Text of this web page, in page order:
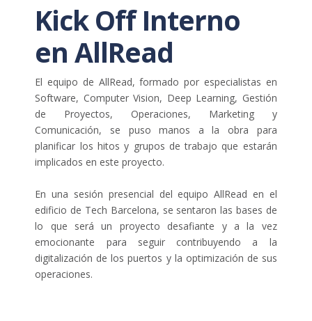
Kick Off Interno
en AllRead
El equipo de AllRead, formado por especialistas en
Software, Computer Vision, Deep Learning, Gestión
de Proyectos, Operaciones, Marketing y
Comunicación, se puso manos a la obra para
planificar los hitos y grupos de trabajo que estarán
implicados en este proyecto.
En una sesión presencial del equipo AllRead en el
edificio de Tech Barcelona, se sentaron las bases de
lo que será un proyecto desafiante y a la vez
emocionante para seguir contribuyendo a la
digitalización de los puertos y la optimización de sus
operaciones.